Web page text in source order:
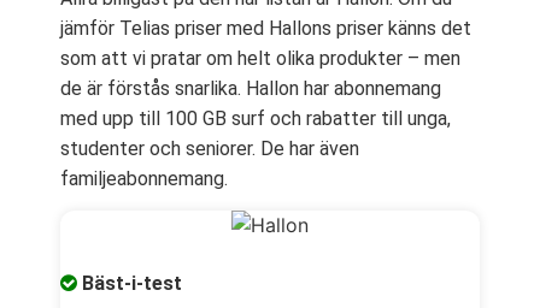
jämför Telias priser med Hallons priser känns det
som att vi pratar om helt olika produkter – men
de är förstås snarlika. Hallon har abonnemang
med upp till 100 GB surf och rabatter till unga,
studenter och seniorer. De har även
familjeabonnemang.
Bäst-i-test